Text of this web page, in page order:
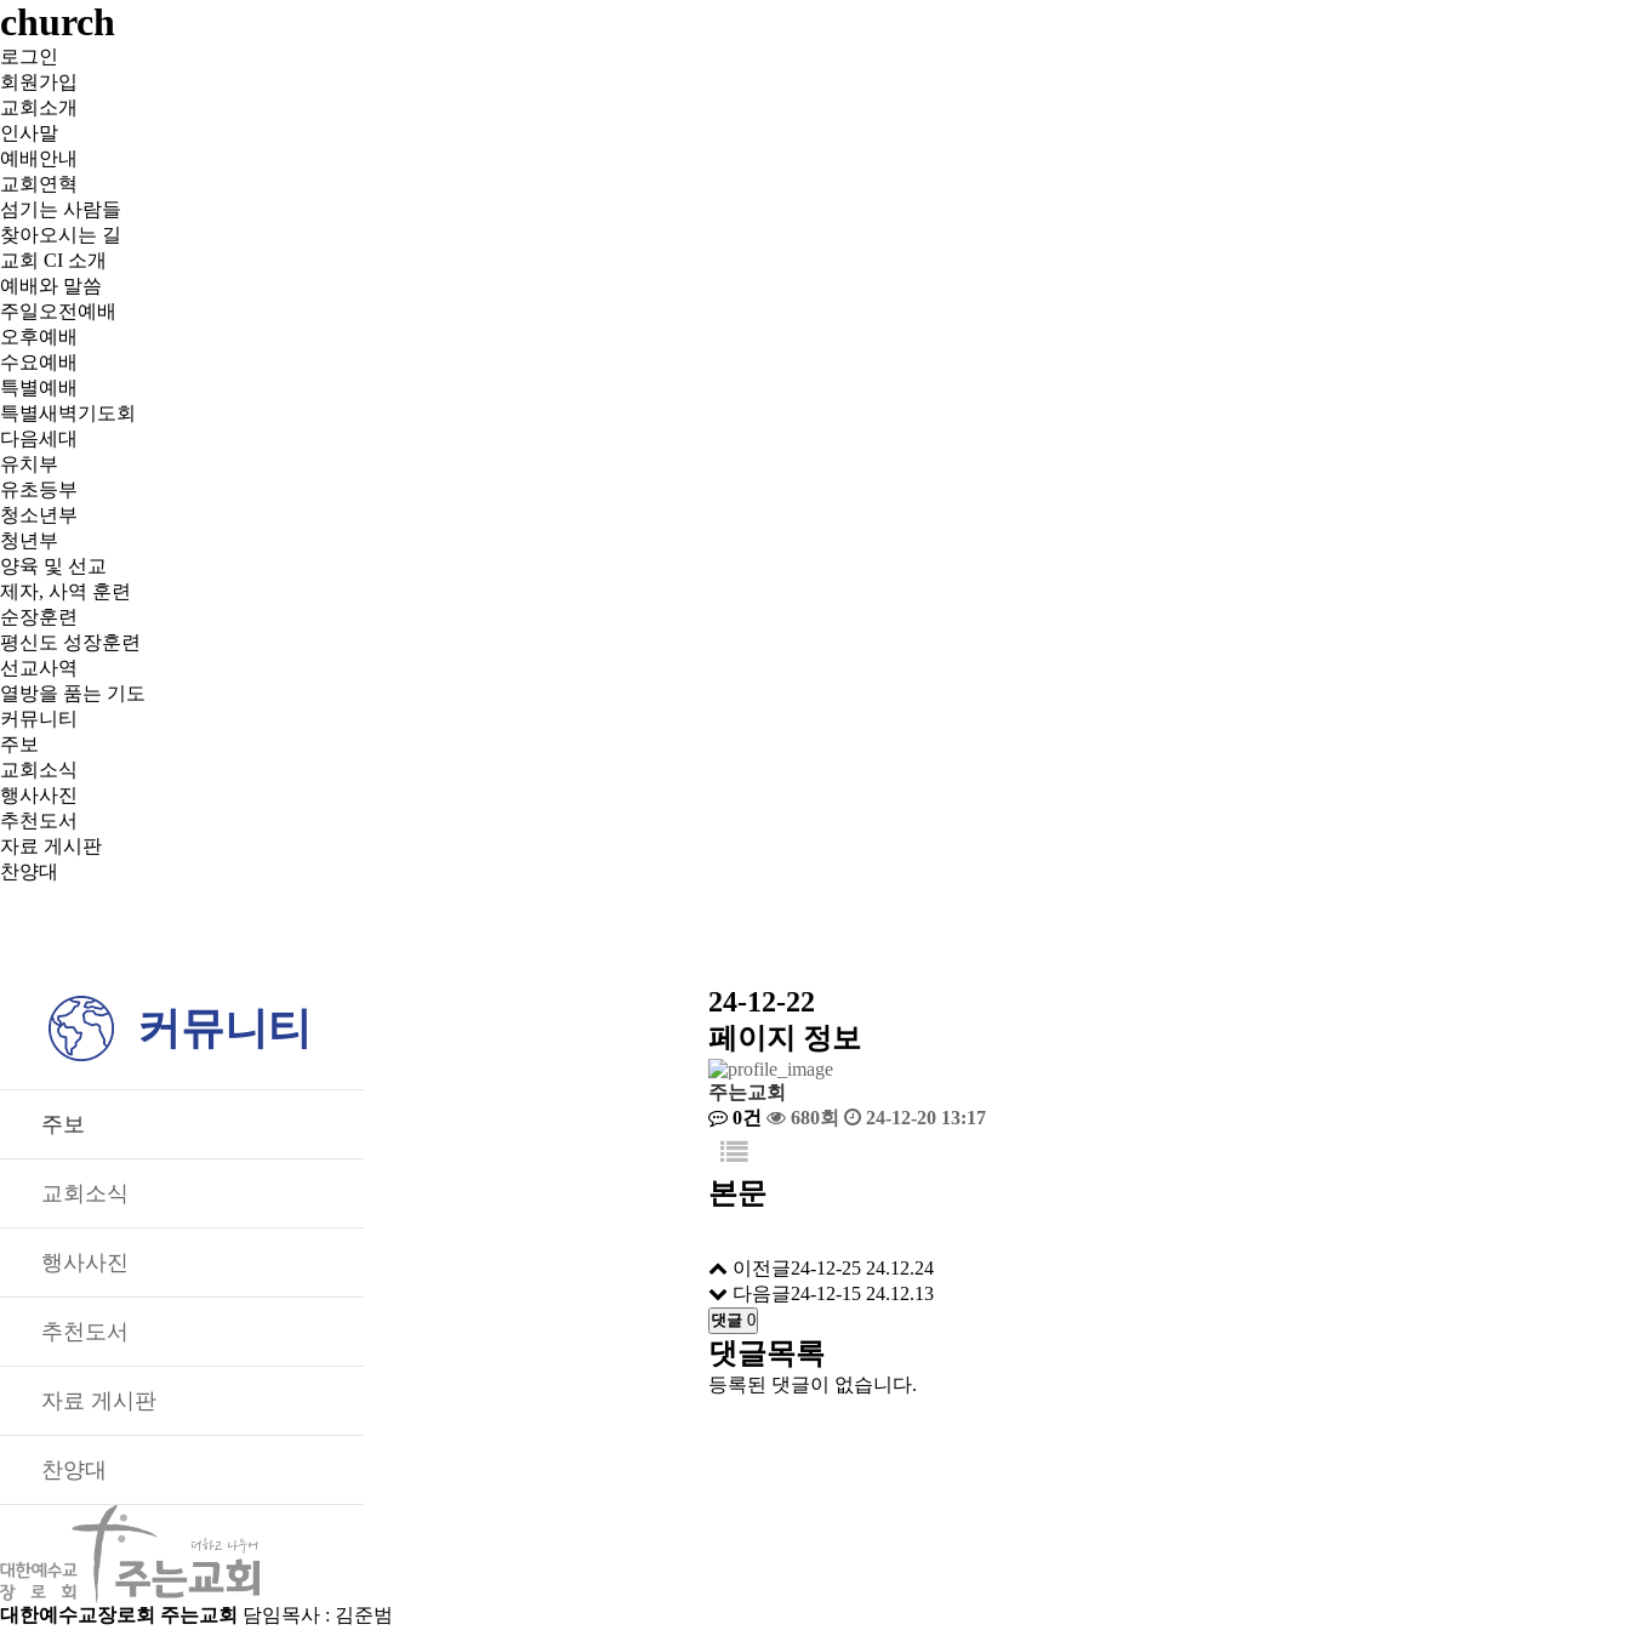
church
로그인
회원가입
교회소개
인사말
예배안내
교회연혁
섬기는 사람들
찾아오시는 길
교회 CI 소개
예배와 말씀
주일오전예배
오후예배
수요예배
특별예배
특별새벽기도회
다음세대
유치부
유초등부
청소년부
청년부
양육 및 선교
제자, 사역 훈련
순장훈련
평신도 성장훈련
선교사역
열방을 품는 기도
커뮤니티
주보
교회소식
행사사진
추천도서
자료 게시판
찬양대
커뮤니티
주보
교회소식
행사사진
추천도서
자료 게시판
찬양대
24-12-22
페이지 정보
주는교회
0건
680회 24-12-20 13:17
본문
이전글24-12-25 24.12.24
다음글24-12-15 24.12.13
댓글 0
댓글목록
등록된 댓글이 없습니다.
대한예수교장로회 주는교회 담임목사 : 김준범